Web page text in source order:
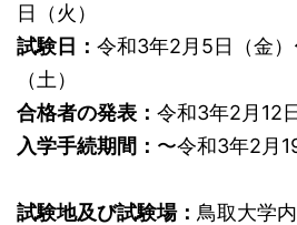
日（火）
試験日： 令和3年2月5日（金
（土）
合格者の発表： 令和3年2月12
入学手続期間： 〜令和3年2月
試験地及び試験場： 鳥取大学内